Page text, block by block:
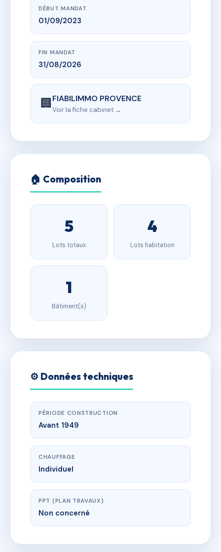
DÉBUT MANDAT
01/09/2023
FIN MANDAT
31/08/2026
🏢FIABILIMMO PROVENCE
Voir la fiche cabinet →
🏠 Composition
5
Lots totaux
4
Lots habitation
1
Bâtiment(s)
⚙️ Données techniques
PÉRIODE CONSTRUCTION
Avant 1949
CHAUFFAGE
Individuel
PPT (PLAN TRAVAUX)
Non concerné